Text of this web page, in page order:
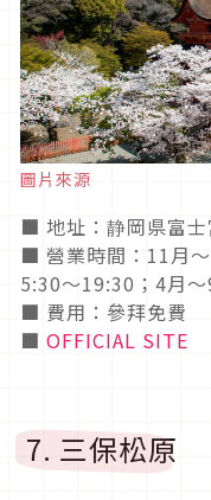
圖片來源
■ 地址：静岡県富
■ 營業時間：11月
5:30〜19:30；4月
■ 費用：參拜免費
■ OFFICIAL SITE
7. 三保松原